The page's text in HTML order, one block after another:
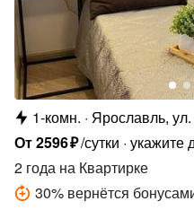
1-комн.
Ярославль,
От2596₽/сутки укажите
2 года на Квартирке
30% вернётся